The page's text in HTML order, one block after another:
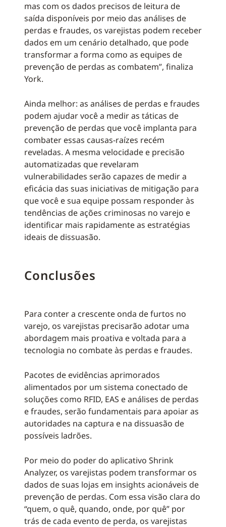
mas com os dados precisos de leitura de
saída disponíveis por meio das análises de
perdas e fraudes, os varejistas podem receber
dados em um cenário detalhado, que pode
transformar a forma como as equipes de
prevenção de perdas as combatem”, finaliza
York.
Ainda melhor: as análises de perdas e fraudes
podem ajudar você a medir as táticas de
prevenção de perdas que você implanta para
combater essas causas-raízes recém
reveladas. A mesma velocidade e precisão
automatizadas que revelaram
vulnerabilidades serão capazes de medir a
eficácia das suas iniciativas de mitigação para
que você e sua equipe possam responder às
tendências de ações criminosas no varejo e
identificar mais rapidamente as estratégias
ideais de dissuasão.
Conclusões
Para conter a crescente onda de furtos no
varejo, os varejistas precisarão adotar uma
abordagem mais proativa e voltada para a
tecnologia no combate às perdas e fraudes.
Pacotes de evidências aprimorados
alimentados por um sistema conectado de
soluções como RFID, EAS e análises de perdas
e fraudes, serão fundamentais para apoiar as
autoridades na captura e na dissuasão de
possíveis ladrões.
Por meio do poder do aplicativo Shrink
Analyzer, os varejistas podem transformar os
dados de suas lojas em insights acionáveis de
prevenção de perdas. Com essa visão clara do
“quem, o quê, quando, onde, por quê” por
trás de cada evento de perda, os varejistas